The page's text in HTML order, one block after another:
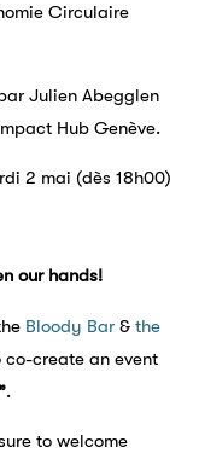
Circulaire
Julien Abegglen
Hub Genève.
2 mai (dès 18h00)
our hands!
Bloody Bar & the
co-create an event
.
to welcome